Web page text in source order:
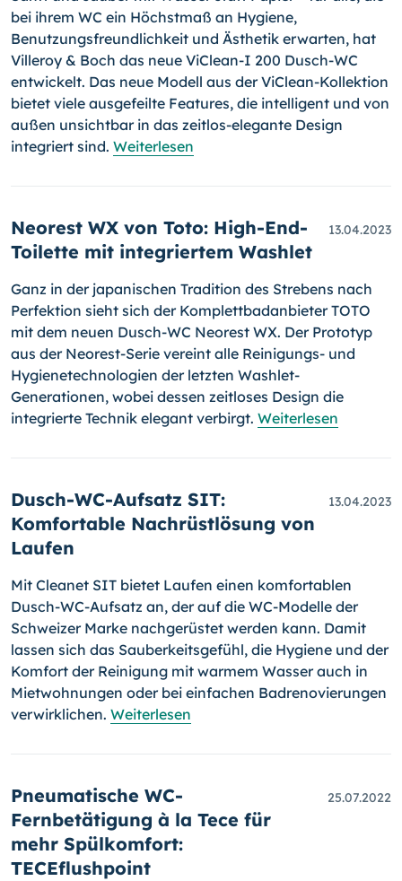
bei ihrem WC ein Höchstmaß an Hygiene,
Benutzungsfreundlichkeit und Ästhetik erwarten, hat
Villeroy & Boch das neue ViClean-I 200 Dusch-WC
entwickelt. Das neue Modell aus der ViClean-Kollektion
bietet viele ausgefeilte Features, die intelligent und von
außen unsichtbar in das zeitlos-elegante Design
integriert sind. Weiterlesen
Neorest WX von Toto: High-End-
Toilette mit integriertem Washlet
13.04.2023
Ganz in der japanischen Tradition des Strebens nach
Perfektion sieht sich der Komplettbadanbieter TOTO
mit dem neuen Dusch-WC Neorest WX. Der Prototyp
aus der Neorest-Serie vereint alle Reinigungs- und
Hygienetechnologien der letzten Washlet-
Generationen, wobei dessen zeitloses Design die
integrierte Technik elegant verbirgt. Weiterlesen
Dusch-WC-Aufsatz SIT:
Komfortable Nachrüstlösung von
Laufen
13.04.2023
Mit Cleanet SIT bietet Laufen einen komfortablen
Dusch-WC-Aufsatz an, der auf die WC-Modelle der
Schweizer Marke nachgerüstet werden kann. Damit
lassen sich das Sauberkeitsgefühl, die Hygiene und der
Komfort der Reinigung mit warmem Wasser auch in
Mietwohnungen oder bei einfachen Badrenovierungen
verwirklichen. Weiterlesen
Pneumatische WC-
Fernbetätigung à la Tece für
mehr Spülkomfort:
TECEflushpoint
25.07.2022